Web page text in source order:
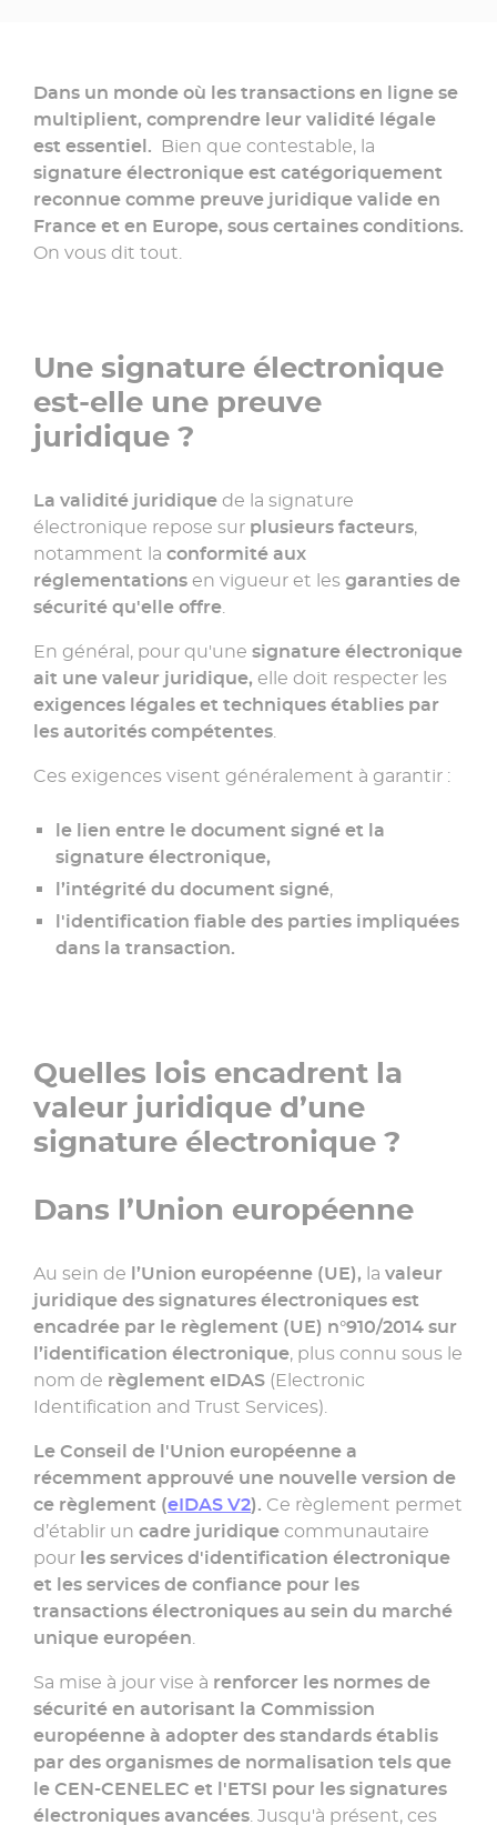
Une
question ?
Contacter
un
Dans un monde où les transactions en ligne se
multiplient, comprendre leur validité légale
est essentiel. Bien que contestable, la
signature électronique est catégoriquement
reconnue comme preuve juridique valide en
France et en Europe, sous certaines conditions.
On vous dit tout.
Une signature électronique
est-elle une preuve
juridique ?
La validité juridique de la signature
électronique repose sur plusieurs facteurs,
notamment la conformité aux
réglementations en vigueur et les garanties de
sécurité qu'elle offre.
En général, pour qu'une signature électronique
ait une valeur juridique, elle doit respecter les
exigences légales et techniques établies par
les autorités compétentes.
Ces exigences visent généralement à garantir :
le lien entre le document signé et la
signature électronique,
l’intégrité du document signé,
l'identification fiable des parties impliquées
dans la transaction.
Quelles lois encadrent la
valeur juridique d’une
signature électronique ?
Dans l’Union européenne
Au sein de l’Union européenne (UE), la valeur
juridique des signatures électroniques est
encadrée par le règlement (UE) n°910/2014 sur
l’identification électronique, plus connu sous le
nom de règlement eIDAS (Electronic
Identification and Trust Services).
Le Conseil de l'Union européenne a
récemment approuvé une nouvelle version de
ce règlement (eIDAS V2). Ce règlement permet
d’établir un cadre juridique communautaire
pour les services d'identification électronique
et les services de confiance pour les
transactions électroniques au sein du marché
unique européen.
Sa mise à jour vise à renforcer les normes de
sécurité en autorisant la Commission
européenne à adopter des standards établis
par des organismes de normalisation tels que
le CEN-CENELEC et l'ETSI pour les signatures
électroniques avancées. Jusqu'à présent, ces